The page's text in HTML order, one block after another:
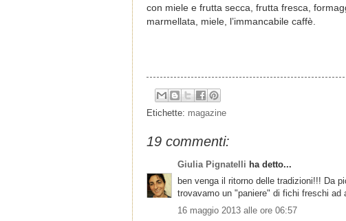
con miele e frutta secca, frutta fresca,
marmellata, miele, l’immancabile caffè.
Etichette: magazine
19 commenti:
Giulia Pignatelli ha detto...
ben venga il ritorno delle tradizioni!!! Da
trovavamo un "paniere" di fichi freschi ad
16 maggio 2013 alle ore 06:57